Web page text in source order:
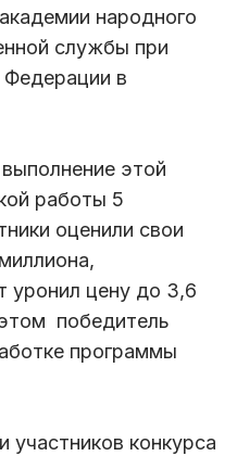
народного
службы при
Федерации в
этой
работы 5
оценили свои
уронил цену до 3,6
победитель
программы
конкурса